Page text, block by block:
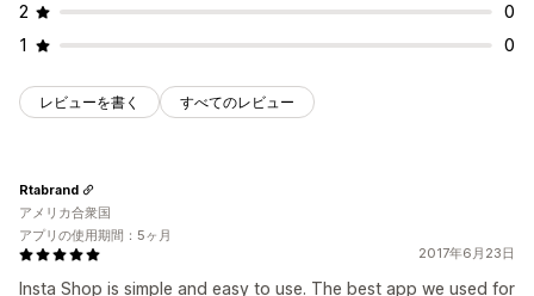
2
0
1
0
レビューを書く すべてのレビュー
2017年6月23日
Insta Shop is simple and easy to use. The best app we used for
Rtabrand
アメリカ合衆国
アプリの使用期間：5ヶ月